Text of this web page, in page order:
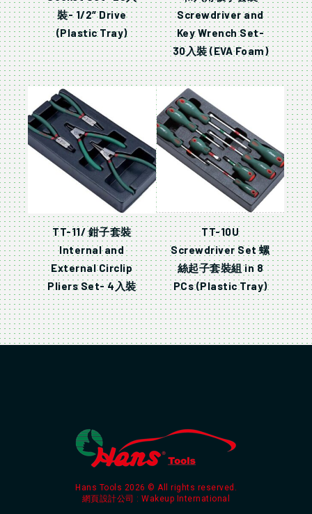
裝- 1/2″ Drive
(Plastic Tray)
Screwdriver and
Key Wrench Set-
30入裝 (EVA Foam)
TT-11/ 鉗子套裝
Internal and
External Circlip
Pliers Set- 4入裝
TT-10U
Screwdriver Set 螺
絲起子套裝組 in 8
PCs (Plastic Tray)
Hans Tools 2026 © All rights reserved.
網頁設計公司 : Wakeup International